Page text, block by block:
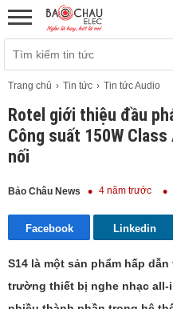
Trang chủ Tin tức Tin tức Audio
Rotel giới thiệu đầu
Công suất 150W
nối
Bảo Châu News 4 năm trước
Facebook Linkedin
S14 là một sản phẩm hấp
trường thiết bị nghe nhạc all-